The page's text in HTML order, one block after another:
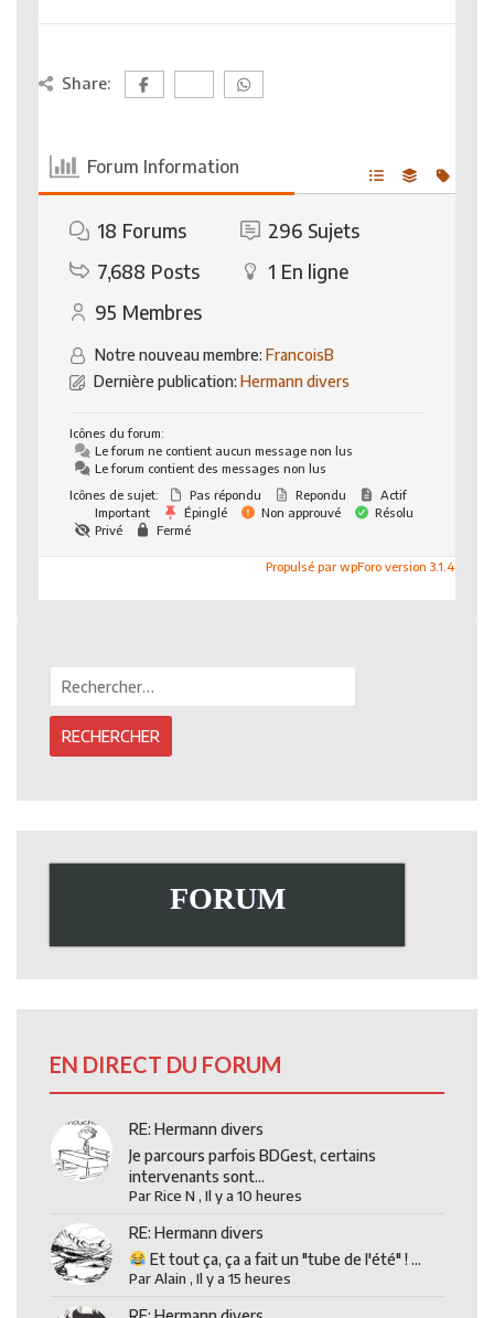
Share:
Forum Information
18 Forums 296 Sujets
7,688 Posts 1 En ligne
95 Membres
Notre nouveau membre: FrancoisB
Dernière publication: Hermann divers
Icônes du forum:
Le forum ne contient aucun message non lus
Le forum contient des messages non lus
Icônes de sujet:
Pas répondu Repondu
Actif
Important
Épinglé Non approuvé
Résolu
Privé
Fermé
Propulsé par wpForo version 3.1.4
FORUM
EN DIRECT DU FORUM
RE: Hermann divers
Je parcours parfois BDGest, certains
intervenants sont...
ParRice N ,Il y a 10 heures
RE: Hermann divers
Et tout ça, ça a fait un "tube de l'été" ! ...
ParAlain ,Il y a 15 heures